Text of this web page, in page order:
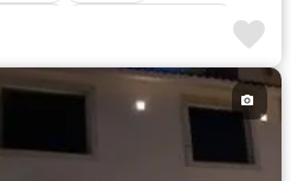
Sala polivalente
Permite mascotas
amueblado